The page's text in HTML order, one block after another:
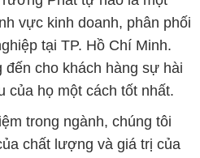
vực kinh doanh, phân phối
tại TP. Hồ Chí Minh.
đến cho khách hàng sự hài
của họ một cách tốt nhất.
trong ngành, chúng tôi
chất lượng và giá trị của